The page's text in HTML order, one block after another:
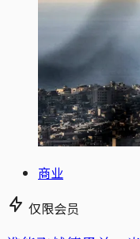
商业
仅限会员